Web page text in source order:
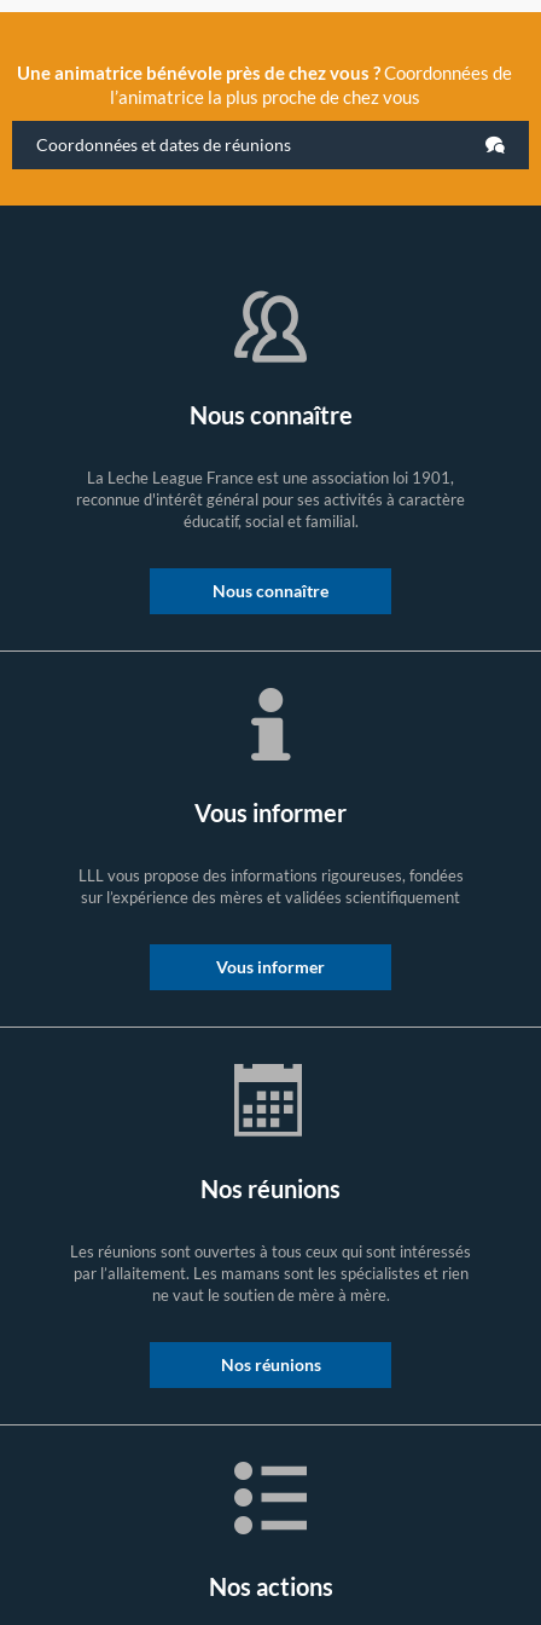
Une animatrice bénévole près de chez vous ?Coordonnées de
l’animatrice la plus proche de chez vous
Coordonnées et dates de réunions
Nous connaître
La Leche League France est une association loi 1901,
reconnue d'intérêt général pour ses activités à caractère
éducatif, social et familial.
Nous connaître
Vous informer
LLL vous propose des informations rigoureuses, fondées
sur l’expérience des mères et validées scientifiquement
Vous informer
Nos réunions
Les réunions sont ouvertes à tous ceux qui sont intéressés
par l’allaitement. Les mamans sont les spécialistes et rien
ne vaut le soutien de mère à mère.
Nos réunions
Nos actions